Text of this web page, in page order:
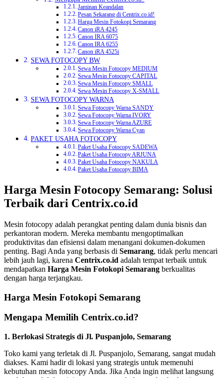
Jaminan Keandalan
Pesan Sekarang di Centrix.co.id!
Harga Mesin Fotokopi Semarang
Canon iRA 4245
Canon IRA 6075
Canon IRA 6255
Canon iRA 4525i
SEWA FOTOCOPY BW
Sewa Mesin Fotocopy MEDIUM
Sewa Mesin Fotocopy CAPITAL
Sewa Mesin Fotocopy SMALL
Sewa Mesin Fotocopy X-SMALL
SEWA FOTOCOPY WARNA
Sewa Fotocopy Warna SANDY
Sewa Fotocopy Warna IVORY
Sewa Fotocopy Warna AZURE
Sewa Fotocopy Warna Cyan
PAKET USAHA FOTOCOPY
Paket Usaha Fotocopy SADEWA
Paket Usaha Fotocopy ARJUNA
Paket Usaha Fotocopy NAKULA
Paket Usaha Fotocopy BIMA
Harga Mesin Fotocopy Semarang: Solusi
Terbaik dari Centrix.co.id
Mesin fotocopy adalah perangkat penting dalam dunia bisnis dan
perkantoran modern. Mereka membantu mengoptimalkan
produktivitas dan efisiensi dalam menangani dokumen-dokumen
penting. Bagi Anda yang berbasis di Semarang, tidak perlu mencari
lebih jauh lagi, karena Centrix.co.id adalah tempat terbaik untuk
mendapatkan Harga Mesin Fotokopi Semarang berkualitas
dengan harga terjangkau.
Harga Mesin Fotokopi Semarang
Mengapa Memilih Centrix.co.id?
1. Berlokasi Strategis di Jl. Puspanjolo, Semarang
Toko kami yang terletak di Jl. Puspanjolo, Semarang, sangat mudah
diakses. Kami hadir di lokasi yang strategis untuk memenuhi
kebutuhan mesin fotocopy Anda. Jika Anda ingin melihat langsung